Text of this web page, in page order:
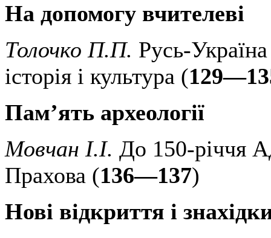
На допомогу вчителеві
Толочко П.П. Русь-
історія і культура (
Пам’ять археології
Мовчан І.І. До 150-річчя
Прахова (136—137)
Нові відкриття і